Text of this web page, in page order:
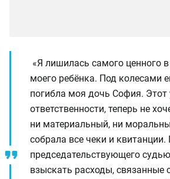
«Я лишилась самого ценного
моего ребёнка. Под колесами
погибла моя дочь София. Этот
ответственности, теперь не
ни материальный, ни
собрала все чеки и квитанции.
председательствующего
взыскать расходы, связанные